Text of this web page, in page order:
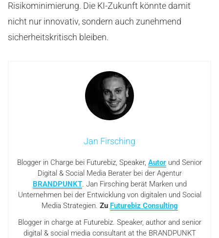
Risikominimierung. Die KI-Zukunft könnte damit
nicht nur innovativ, sondern auch zunehmend
sicherheitskritisch bleiben.
Jan Firsching
Blogger in Charge bei Futurebiz, Speaker, Autor und Senior
Digital & Social Media Berater bei der Agentur
BRANDPUNKT. Jan Firsching berät Marken und
Unternehmen bei der Entwicklung von digitalen und Social
Media Strategien. Zu Futurebiz Consulting
Blogger in charge at Futurebiz. Speaker, author and senior
digital & social media consultant at the BRANDPUNKT